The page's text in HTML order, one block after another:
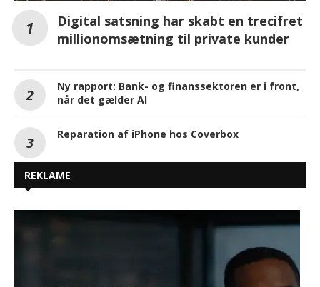
Digital satsning har skabt en trecifret
millionomsætning til private kunder
Ny rapport: Bank- og finanssektoren er i front,
når det gælder AI
Reparation af iPhone hos Coverbox
REKLAME